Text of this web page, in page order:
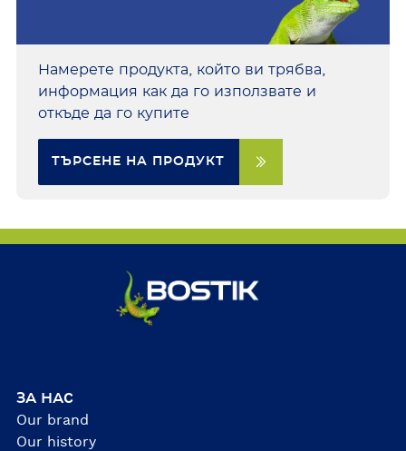
Намерете продукта, който ви трябва,
информация как да го използвате и
откъде да го купите
ТЪРСЕНЕ НА ПРОДУКТ
ЗА НАC
Our brand
Our history